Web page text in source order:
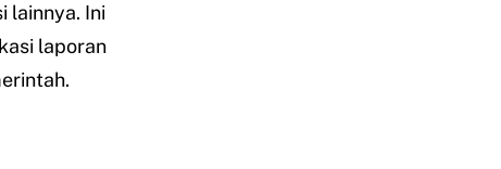
lainnya. Ini
laporan